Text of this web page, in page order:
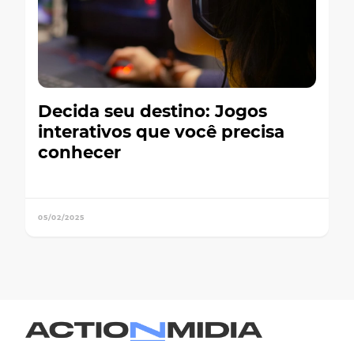
Decida seu destino: Jogos
interativos que você precisa
conhecer
05/02/2025